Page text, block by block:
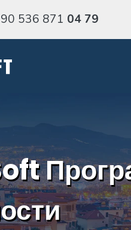
536 871 04 79